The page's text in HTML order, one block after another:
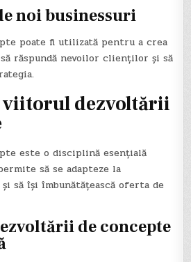
noi businessuri
poate fi utilizată pentru a crea
răspundă nevoilor clienților și să
viitorul dezvoltării
este o disciplină esențială
să se adapteze la
să își îmbunătățească oferta de
de concepte